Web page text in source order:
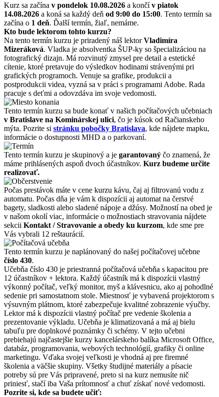
Kurz sa začína v pondelok 10.08.2026 a končív piatok
14.08.2026 a koná sa každý deň od 9:00 do 15:00. Tento termín sa
začína o 1 deň. Ďalší termín, žiaľ, nemáme.
Kto bude lektorom tohto kurzu?
Na tento termín kurzu je priradený náš lektorVladimíra
Mizeráková. Vladka je absolventka ŠUP-ky so špecializáciou na
fotografický dizajn. Má rozvinutý zmysel pre detail a estetické
cítenie, ktoré pretavuje do výsledkov hodinami strávenými pri
grafických programoch. Venuje sa grafike, produkcii a
postprodukcii videa, vyzná sa v práci s programami Adobe. Rada
pracuje s deťmi a odovzdáva im svoje vedomosti.
Tento termín kurzu sa bude konať v našich počítačových učebniach
v Bratislave na Kominárskej ulici, čo je kúsok od Račianskeho
mýta. Pozrite si stránku pobočky Bratislava, kde nájdete mapku,
informácie o dostupnosti MHD a o parkovaní.
Tento termín kurzu je skupinový a je garantovaný čo znamená, že
máme prihlásených aspoň dvoch účastníkov. Kurz budeme určite
realizovať.
Počas prestávok máte v cene kurzu kávu, čaj aj filtrovanú vodu z
automatu. Počas dňa je vám k dispozícii aj automat na čerstvé
bagety, sladkosti alebo sladené nápoje a džúsy. Možností na obed je
v našom okolí viac, informácie o možnostiach stravovania nájdete
sekcii Kontakt / Stravovanie a obedy ku kurzom, kde sme pre
Vás vybrali 12 reštaurácií.
Tento termín kurzu je naplánovaný do našej počítačovej učebne
číslo 430.
Učebňa číslo 430 je priestranná počítačová učebňa s kapacitou pre
12 účastníkov + lektora. Každý účastník má k dispozícii vlastný
výkonný počítač, veľký monitor, myš a klávesnicu, ako aj pohodlné
sedenie pri samostatnom stole. Miestnosť je vybavená projektorom s
výsuvným plátnom, ktoré zabezpečuje kvalitné zobrazenie výučby.
Lektor má k dispozícii vlastný počítač pre vedenie školenia a
prezentovanie výkladu. Učebňa je klimatizovaná a má aj bielu
tabuľu pre doplnkové poznámky či schémy. V tejto učebni
prebiehajú najčastejšie kurzy kancelárskeho balíka Microsoft Office,
databáz, programovania, webových technológií, grafiky či online
marketingu. Vďaka svojej veľkosti je vhodná aj pre firemné
školenia a väčšie skupiny. Všetky študijné materiály a písacie
potreby sú pre Vás pripravené, preto si na kurz nemusíte nič
priniesť, stačí iba Vaša prítomnosť a chuť získať nové vedomosti.
Pozrite si, kde sa budete učiť: